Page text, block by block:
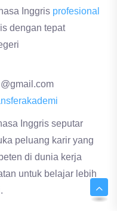
Inggris profesional
dengan tepat
Inggris seputar
peluang karir yang
di dunia kerja
untuk belajar lebih